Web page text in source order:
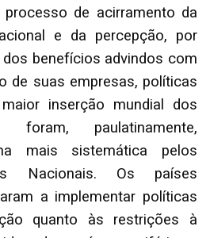
de acirramento da
e da percepção, por
benefícios advindos com
de suas empresas, políticas
inserção mundial dos
foram, paulatinamente,
mais sistemática pelos
Nacionais. Os países
a implementar políticas
quanto às restrições à